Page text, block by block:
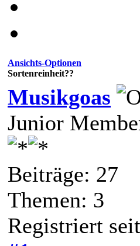
Ansichts-Optionen
Sortenreinheit??
Musikgoas
Junior
Beiträge: 27
Themen: 3
Registriert